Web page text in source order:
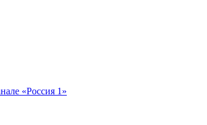
«Россия 1»